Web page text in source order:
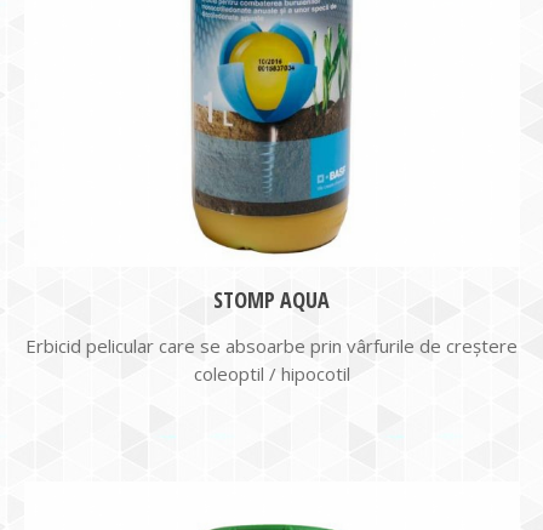
STOMP AQUA
Erbicid pelicular care se absoarbe prin vârfurile de creștere
coleoptil / hipocotil